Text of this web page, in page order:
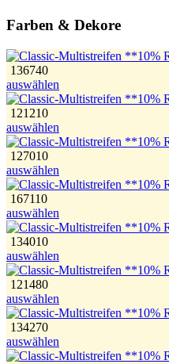
Farben & Dekore
136740
auswählen
121210
auswählen
127010
auswählen
167110
auswählen
134010
auswählen
121480
auswählen
134270
auswählen